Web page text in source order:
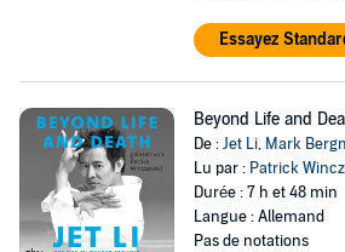
Essayez
Beyond Life and
De :Jet Li, Mark
Lu par : Patrick
Durée : 7 h et 48 min
Langue : Allemand
Pas de notations